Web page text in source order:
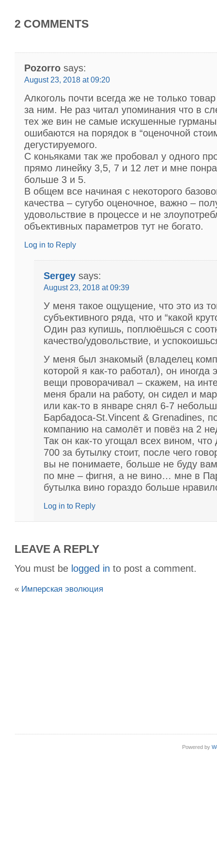
2 COMMENTS
Pozorro says:
August 23, 2018 at 09:20
Алкоголь почти всегда же не только
за ним. Не раз читал упоминания что в
тех же вин не самые искушенные гурманы
ошибаются на порядок в “оценочной
дегустируемого.
С коньяками так же пробовал у одного
прямо линейку 3,5, 7 и 12 лет и мне
больше 3 и 5.
В общем все начиная с некоторого
качества – сугубо оценочное, важно –
удовольствие в процессе и не
объективных параметров тут не богато.
Log in to Reply
Sergey says:
August 23, 2018 at 09:39
У меня такое ощущение, что это из
субъективного ряда, что и “какой
Один раз купишь, поплюёшься с
качество/удовольствие, и
У меня был знакомый (владелец
которой я как-то работал), он иногда
вещи проворачивал – скажем, на
меня брали на работу, он сидел и
или как-то в январе снял 6-7
Барбадоса-St.Vincent & Grenadines,
компанию на самолёт и повёз на 2
Так он как-то угощал всех вином,
700 за бутылку стоит, после чего
вы не понимаете, больше не буду
по мне – фигня, а не вино… мне в
бутылка вино гораздо больше
Log in to Reply
LEAVE A REPLY
You must be logged in to post a comment.
« Имперская эволюция
Powered by